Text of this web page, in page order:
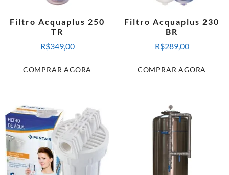
Filtro Acquaplus 250
TR
R$349,00
COMPRAR AGORA
Filtro Acquaplus 230
BR
R$289,00
COMPRAR AGORA